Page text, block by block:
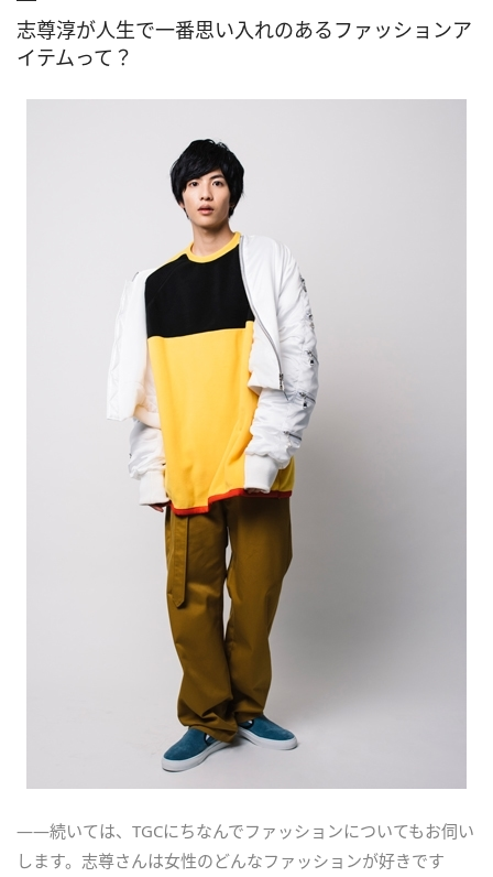
志尊淳が人生で一番思い入れのあるファッションア
イテムって？
――続いては、TGCにちなんでファッションについてもお伺い
します。志尊さんは女性のどんなファッションが好きです